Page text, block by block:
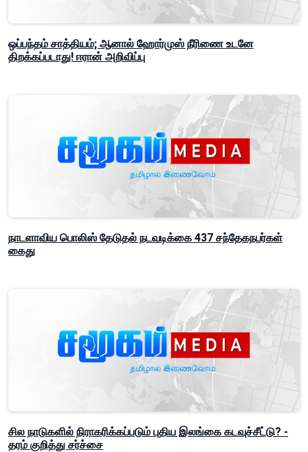
ஒப்பந்தம் சாத்தியம்; ஆனால் ஹோர்முஸ் நீரிணை உடனே
திறக்கப்படாது! ஈரான் அறிவிப்பு
நாடளாவிய பொலிஸ் தேடுதல் நடவடிக்கை 437 சந்தேகநபர்கள்
கைது
சில நாடுகளில் நிராகரிக்கப்படும் புதிய இலங்கை கடவுச்சீட்டு? -
தரம் குறித்து சர்ச்சை